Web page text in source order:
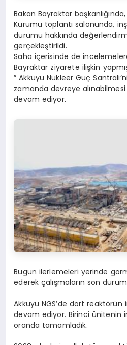
Bakan Bayraktar
Kurumu toplantı salonunda,
durumu hakkında
gerçekleştirildi.
Saha içerisinde de
Bayraktar ziyarete ilişkin
” Akkuyu Nükleer Güç
zamanda devreye alınabilmesi
devam ediyor.
Bugün ilerlemeleri yerinde
ederek çalışmaların son
Akkuyu NGS’de dört reaktörün
devam ediyor. Birinci ünitenin
oranda tamamladık.